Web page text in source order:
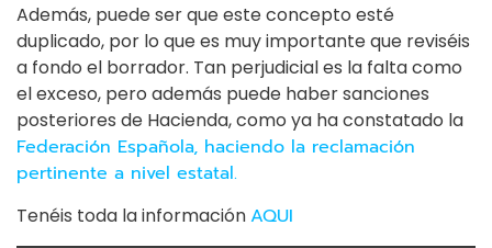
Además, puede ser que este concepto esté
duplicado, por lo que es muy importante que reviséis
a fondo el borrador. Tan perjudicial es la falta como
el exceso, pero además puede haber sanciones
posteriores de Hacienda, como ya ha constatado la
Federación Española, haciendo la reclamación
pertinente a nivel estatal.
Tenéis toda la informaciónAQUI